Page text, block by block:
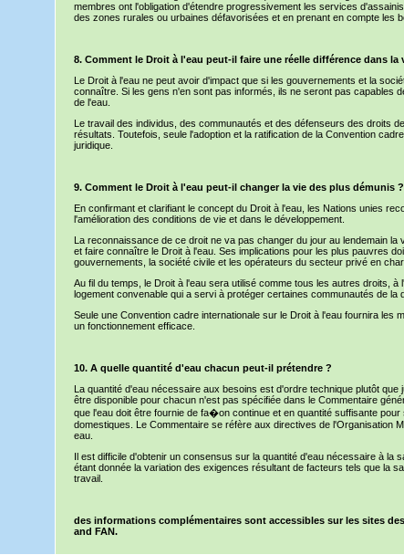
membres ont l'obligation d'étendre progressivement les services
des zones rurales ou urbaines défavorisées et en prenant en compte les
8. Comment le Droit à l'eau peut-il faire une réelle différence dans la
Le Droit à l'eau ne peut avoir d'impact que si les gouvernements et la
connaître. Si les gens n'en sont pas informés, ils ne seront pas capables
de l'eau.
Le travail des individus, des communautés et des défenseurs des droits
résultats. Toutefois, seule l'adoption et la ratification de la Convention
juridique.
9. Comment le Droit à l'eau peut-il changer la vie des plus démunis ?
En confirmant et clarifiant le concept du Droit à l'eau, les Nations unies
l'amélioration des conditions de vie et dans le développement.
La reconnaissance de ce droit ne va pas changer du jour au lendemain la
et faire connaître le Droit à l'eau. Ses implications pour les plus pauvres
gouvernements, la société civile et les opérateurs du secteur privé en
Au fil du temps, le Droit à l'eau sera utilisé comme tous les autres droits, à
logement convenable qui a servi à protéger certaines communautés de la
Seule une Convention cadre internationale sur le Droit à l'eau fournira les
un fonctionnement efficace.
10. A quelle quantité d'eau chacun peut-il prétendre ?
La quantité d'eau nécessaire aux besoins est d'ordre technique plutôt que
être disponible pour chacun n'est pas spécifiée dans le Commentaire
que l'eau doit être fournie de fa�on continue et en quantité suffisante
domestiques. Le Commentaire se réfère aux directives de l'Organisation
eau.
Il est difficile d'obtenir un consensus sur la quantité d'eau nécessaire à la
étant donnée la variation des exigences résultant de facteurs tels que la
travail.
des informations complémentaires sont accessibles sur les sites
and FAN.